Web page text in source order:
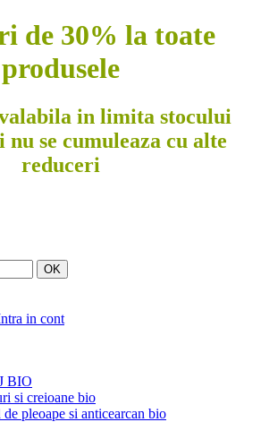
de 30% la toate
produsele
in limita stocului
nu se cumuleaza cu alte
reduceri
OK
in cont
BIO
si creioane bio
de pleoape si anticearcan bio